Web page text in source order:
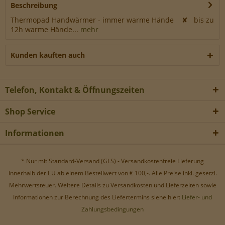
Werbe-Cookies, um Werbekampagnen zu steuern.
Beschreibung
Thermopad Handwärmer - immer warme Hände ✘ bis zu
12h warme Hände... mehr
Kunden kauften auch
Telefon, Kontakt & Öffnungszeiten
Shop Service
Informationen
* Nur mit Standard-Versand (GLS) - Versandkostenfreie Lieferung
innerhalb der EU ab einem Bestellwert von € 100,-. Alle Preise inkl. gesetzl.
Mehrwertsteuer. Weitere Details zu Versandkosten und Lieferzeiten sowie
Informationen zur Berechnung des Liefertermins siehe hier: Liefer- und
Zahlungsbedingungen